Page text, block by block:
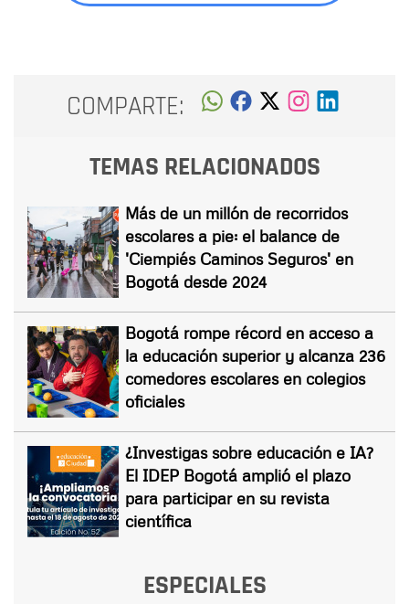
COMPARTE:
TEMAS RELACIONADOS
Más de un millón de recorridos
escolares a pie: el balance de
'Ciempiés Caminos Seguros' en
Bogotá desde 2024
Bogotá rompe récord en acceso a
la educación superior y alcanza 236
comedores escolares en colegios
oficiales
¿Investigas sobre educación e IA?
El IDEP Bogotá amplió el plazo
para participar en su revista
científica
ESPECIALES